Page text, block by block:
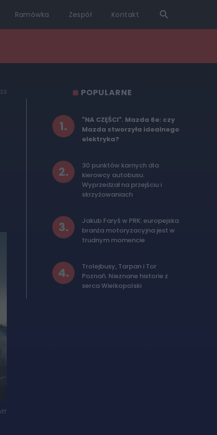
Ramówka Zespół Kontakt
POPULARNE
1.
"NA CZĘŚCI". Mazda 6e: czy
Mazda stworzyła idealnego
elektryka?
2.
30 punktów karnych dla
kierowcy autobusu.
Wyprzedzał na przejściu i
skrzyżowaniach
3.
Jakub Faryś w PRK: europejska
branża motoryzacyjna jest w
trudnym momencie
4.
Trolejbusy, Tarpan i Tor
Poznań. Nieznane historie z
serca Wielkopolski